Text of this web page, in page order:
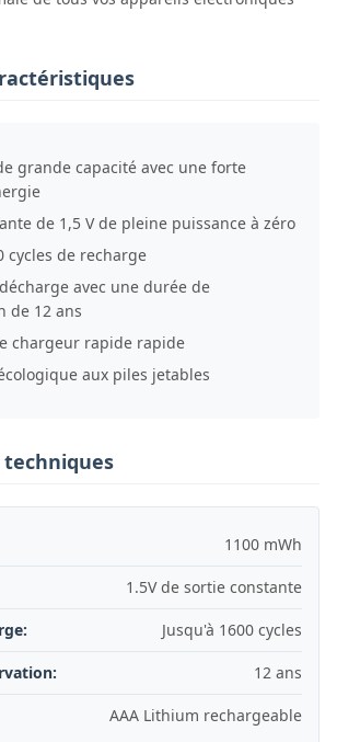
grande capacité avec une forte
de 1,5 V de pleine puissance à zéro
cycles de recharge
avec une durée de
de 12 ans
chargeur rapide rapide
aux piles jetables
techniques
1100 mWh
1.5V de sortie constante
Jusqu'à 1600 cycles
12 ans
AAA Lithium rechargeable